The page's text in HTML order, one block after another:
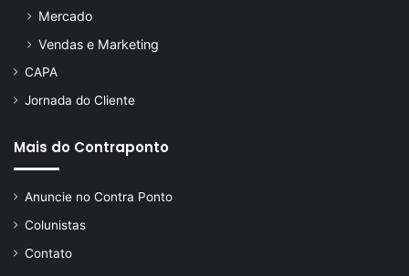
Mercado
Vendas e Marketing
CAPA
Jornada do Cliente
Mais do Contraponto
Anuncie no Contra Ponto
Colunistas
Contato